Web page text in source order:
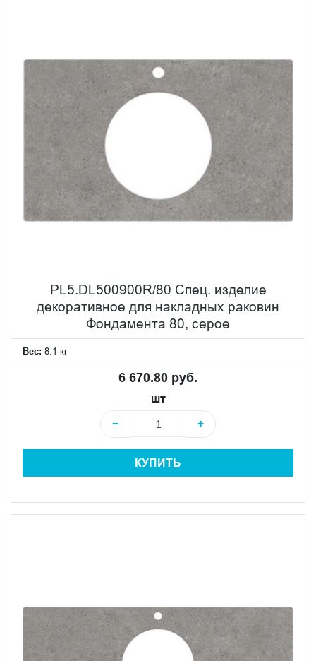
PL5.DL500900R/80 Спец. изделие
декоративное для накладных раковин
Фондамента 80, серое
Вес: 8.1 кг
6 670.80 руб.
шт
−
+
КУПИТЬ